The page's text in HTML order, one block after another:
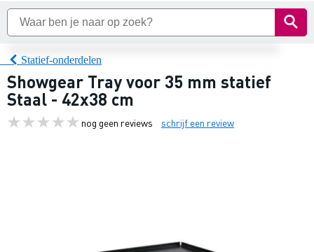
Statief-onderdelen
Showgear Tray voor 35 mm statief
Staal - 42x38 cm
nog geen reviews schrijf een review